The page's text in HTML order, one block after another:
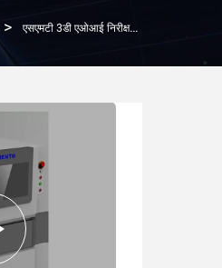
> एसएमटी 3डी एओआई निरीक्षण मशीन स्वचालित ऑप्टिकल निरीक्षण उपकरण